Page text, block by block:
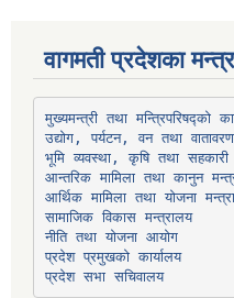
वागमती प्रदेशका
उद्योग, पर्यटन, वन तथा
भूमि व्यवस्था, कृषि तथा सहकारी
सामाजिक विकास मन्त्रालय
नीति तथा योजना आयोग
प्रदेश प्रमुखको कार्यालय
प्रदेश सभा सचिवालय